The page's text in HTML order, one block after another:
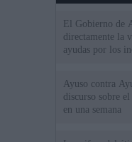
El Gobierno de
directamente la
ayudas por los
Ayuso contra
discurso sobre
en una semana